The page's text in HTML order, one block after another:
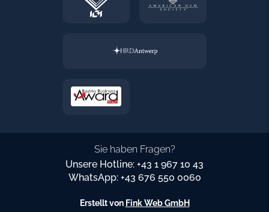
Sie haben Fragen?
Unsere Hotline: +43 1 967 10 43
WhatsApp: +43 676 550 0060
Erstellt von Fink Web GmbH